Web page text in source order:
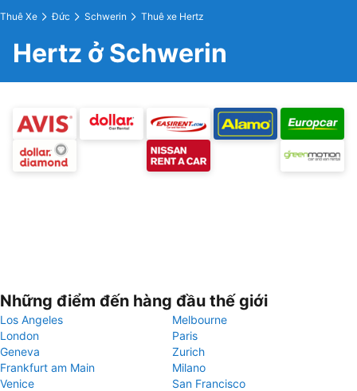
Thuê Xe Đức Schwerin Thuê xe Hertz
Hertz ở Schwerin
Những điểm đến hàng đầu thế giới
Los Angeles
Melbourne
London
Paris
Geneva
Zurich
Frankfurt am Main
Milano
Venice
San Francisco